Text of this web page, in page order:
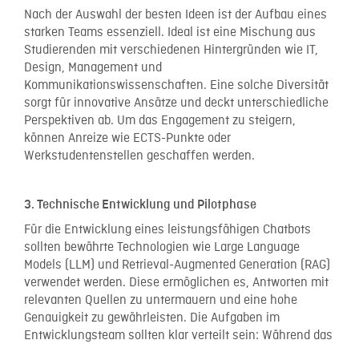
Nach der Auswahl der besten Ideen ist der Aufbau eines
starken Teams essenziell. Ideal ist eine Mischung aus
Studierenden mit verschiedenen Hintergründen wie IT,
Design, Management und
Kommunikationswissenschaften. Eine solche Diversität
sorgt für innovative Ansätze und deckt unterschiedliche
Perspektiven ab. Um das Engagement zu steigern,
können Anreize wie ECTS-Punkte oder
Werkstudentenstellen geschaffen werden.
3. Technische Entwicklung und Pilotphase
Für die Entwicklung eines leistungsfähigen Chatbots
sollten bewährte Technologien wie Large Language
Models (LLM) und Retrieval-Augmented Generation (RAG)
verwendet werden. Diese ermöglichen es, Antworten mit
relevanten Quellen zu untermauern und eine hohe
Genauigkeit zu gewährleisten. Die Aufgaben im
Entwicklungsteam sollten klar verteilt sein: Während das